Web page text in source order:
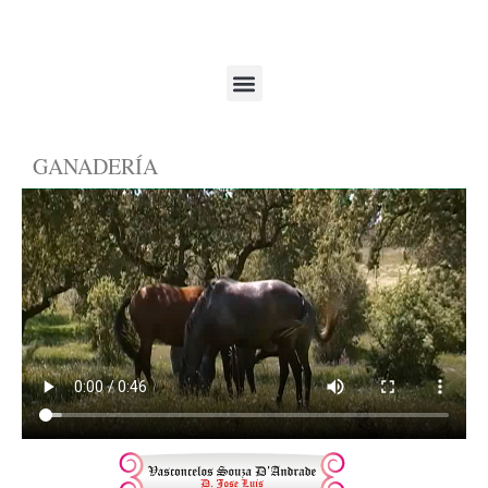
GANADERÍA